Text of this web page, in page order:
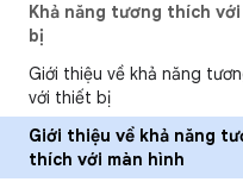
Khả năng tương thích
bị
Giới thiệu về khả năng
với thiết bị
Giới thiệu về khả năng
thích với màn hình